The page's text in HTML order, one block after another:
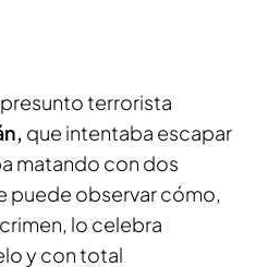
presunto terrorista
que intentaba escapar
matando con dos
puede observar cómo,
lo celebra
y con total